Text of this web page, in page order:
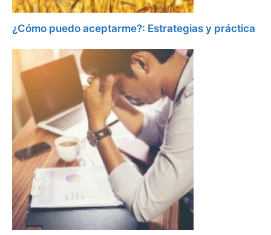
¿Cómo puedo aceptarme?: Estrategias y práctica